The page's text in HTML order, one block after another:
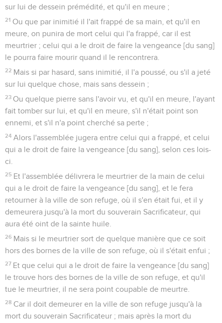
sur lui de dessein prémédité, et qu'il en meure ;
21 Ou que par inimitié il l'ait frappé de sa main, et qu'il en
meure, on punira de mort celui qui l'a frappé, car il est
meurtrier ; celui qui a le droit de faire la vengeance [du sang]
le pourra faire mourir quand il le rencontrera.
22 Mais si par hasard, sans inimitié, il l'a poussé, ou s'il a jeté
sur lui quelque chose, mais sans dessein ;
23 Ou quelque pierre sans l'avoir vu, et qu'il en meure, l'ayant
fait tomber sur lui, et qu'il en meure, s'il n'était point son
ennemi, et s'il n'a point cherché sa perte ;
24 Alors l'assemblée jugera entre celui qui a frappé, et celui
qui a le droit de faire la vengeance [du sang], selon ces lois-
ci.
25 Et l'assemblée délivrera le meurtrier de la main de celui
qui a le droit de faire la vengeance [du sang], et le fera
retourner à la ville de son refuge, où il s'en était fui, et il y
demeurera jusqu'à la mort du souverain Sacrificateur, qui
aura été oint de la sainte huile.
26 Mais si le meurtrier sort de quelque manière que ce soit
hors des bornes de la ville de son refuge, où il s'était enfui ;
27 Et que celui qui a le droit de faire la vengeance [du sang]
le trouve hors des bornes de la ville de son refuge, et qu'il
tue le meurtrier, il ne sera point coupable de meurtre.
28 Car il doit demeurer en la ville de son refuge jusqu'à la
mort du souverain Sacrificateur ; mais après la mort du